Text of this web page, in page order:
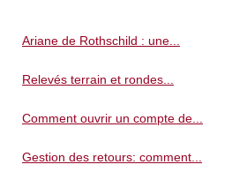
Ariane de Rothschild : une...
Relevés terrain et rondes...
Comment ouvrir un compte de...
Gestion des retours: comment...